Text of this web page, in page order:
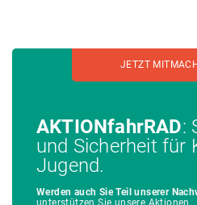
AKTIONfahrRAD:
und Sicherheit für
Jugend.
Werden auch Sie Teil unserer
JETZT